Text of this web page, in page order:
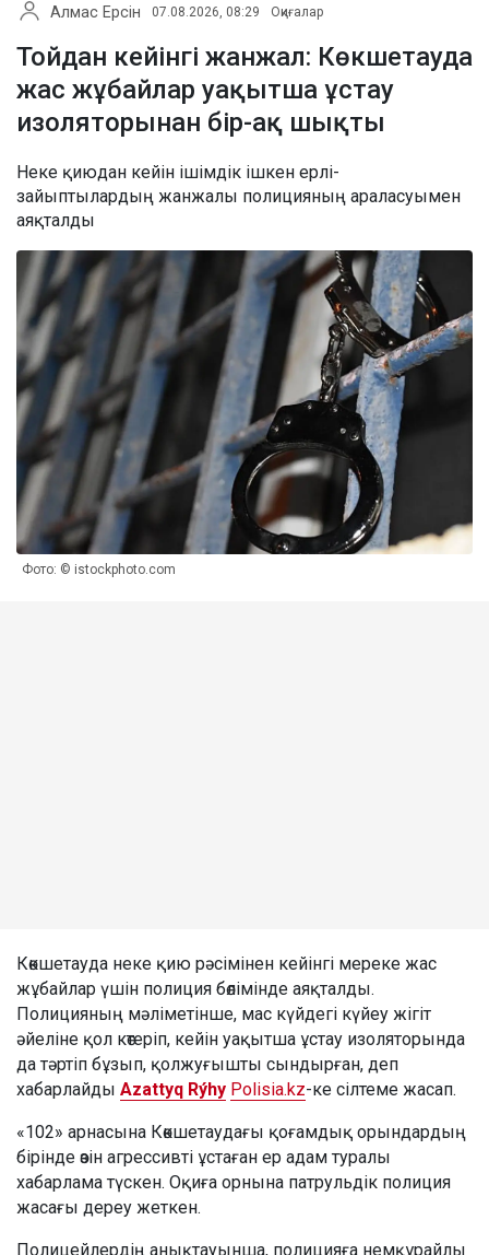
Алмас Ерсін 07.08.2026, 08:29 Оқиғалар
Тойдан кейінгі жанжал: Көкшетауда
жас жұбайлар уақытша ұстау
изоляторынан бір-ақ шықты
Неке қиюдан кейін ішімдік ішкен ерлі-
зайыптылардың жанжалы полицияның араласуымен
аяқталды
Фото: © istockphoto.com
Көкшетауда неке қию рәсімінен кейінгі мереке жас
жұбайлар үшін полиция бөлімінде аяқталды.
Полицияның мәліметінше, мас күйдегі күйеу жігіт
әйеліне қол көтеріп, кейін уақытша ұстау изоляторында
да тәртіп бұзып, қолжуғышты сындырған, деп
хабарлайды Azattyq Rýhy Polisia.kz-ке сілтеме жасап.
«102» арнасына Көкшетаудағы қоғамдық орындардың
бірінде өзін агрессивті ұстаған ер адам туралы
хабарлама түскен. Оқиға орнына патрульдік полиция
жасағы дереу жеткен.
Полицейлердің анықтауынша, полицияға немқұрайлы